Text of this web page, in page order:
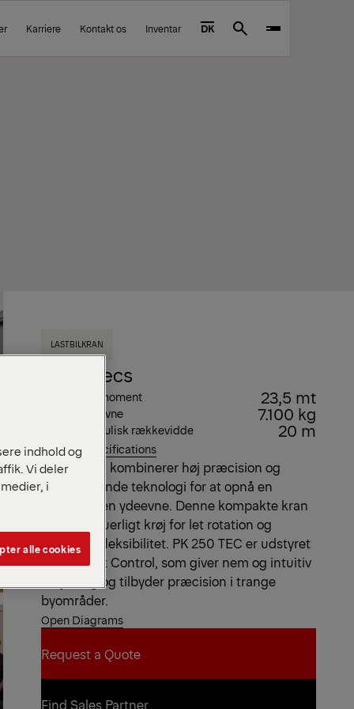
Karriere Kontakt os Inventar DK Search
LASTBILKRAN
Key Specs
Maks. løftemoment 23,5 mt
Maks. løfteevne 7.100 kg
Maks. hydraulisk rækkevidde 20 m
View all specifications
TEC-serien kombinerer høj præcision og
banebrydende teknologi for at opnå en
uovertruffen ydeevne. Denne kompakte kran
har kontinuerligt krøj for let rotation og
forbedret fleksibilitet. PK 250 TEC er udstyret
med Smart Control, som giver nem og intuitiv
betjening og tilbyder præcision i trange
byområder.
Open Diagrams
Request a Quote
Request a Quote
Find Sales Partner
indhold og
Vi deler
i
alle cookies